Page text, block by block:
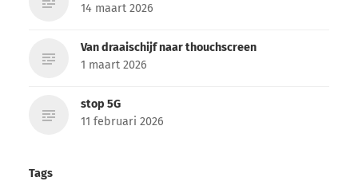
14 maart 2026
Van draaischijf naar thouchscreen
1 maart 2026
stop 5G
11 februari 2026
Tags